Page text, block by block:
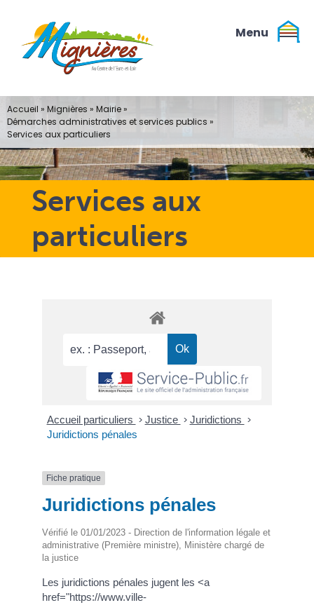
contenu
Services aux
particuliers
Accueil » Mignières » Mairie»
Démarches administratives et services publics »
Services aux particuliers
Accueil particuliers > Justice > Juridictions >
Juridictions pénales
Fiche pratique
Juridictions pénales
Vérifié le 01/01/2023 - Direction de l'information légale et
administrative (Première ministre), Ministère chargé de
la justice
Les juridictions pénales jugent les <a
href="https://www.ville-